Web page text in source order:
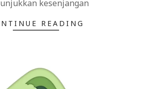
kesenjangan
READING